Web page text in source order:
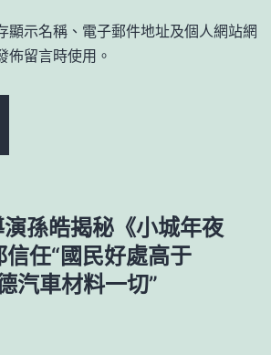
顯示名稱、電子郵件地址及個人網站網
佈留言時使用。
孫皓揭秘《小城年夜
任“國民好處高于
汽車材料一切”